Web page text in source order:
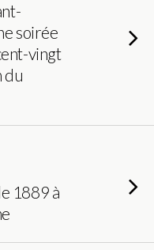
soirée
vingt
du
1889 à